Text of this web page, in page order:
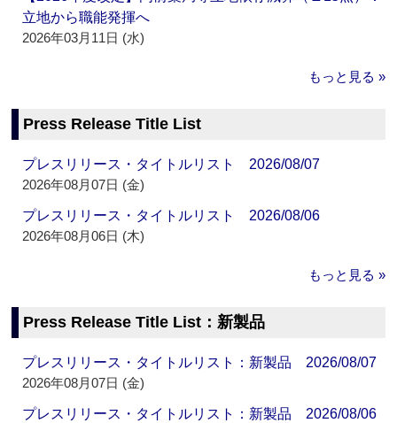
立地から職能発揮へ
2026年03月11日 (水)
もっと見る »
Press Release Title List
プレスリリース・タイトルリスト 2026/08/07
2026年08月07日 (金)
プレスリリース・タイトルリスト 2026/08/06
2026年08月06日 (木)
もっと見る »
Press Release Title List：新製品
プレスリリース・タイトルリスト：新製品 2026/08/07
2026年08月07日 (金)
プレスリリース・タイトルリスト：新製品 2026/08/06